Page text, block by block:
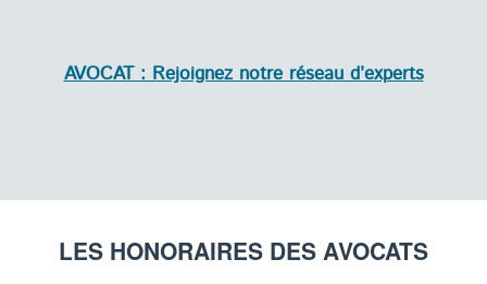
AVOCAT : Rejoignez notre réseau d’experts
LES HONORAIRES DES AVOCATS